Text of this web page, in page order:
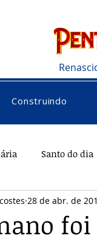
Construindo
Santo do dia
Saúde
28 de abr. de